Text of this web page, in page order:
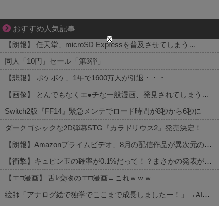
おすすめ人気記事
ぜんぶ私が中心、そう思った瞬間から歪み出す
【朗報】 任天堂、microSD Expressを普及させてしまう…
同人「10円」セール「第3弾」
【悲報】 ポケポケ、1年で1600万人が引退・・・
【画像】 とんでもなくエ●チな一般漫画、発見されてしまう【セッ○ス描写あり】
Switch2版『FF14』緊急メンテでロード時間が8秒から6秒に
ダークゴシックな2D弾幕STG『カラドリウス2』発売決定！
【朗報】Amazonプライムビデオ、8月の配信作品が異次元の凄さ！体感気温50度越えへ
【衝撃】キュピン玉の確率が0.1%だって！？まさかの発表がコチラ
【エ□漫画】 舌ﾚ交物のエ□漫画←これｗｗｗ
絵師「アナログ絵で独学でここまで成長しましたー！」→AIイラストだろと批判殺到→絵師「本日をもちまして全てを終えようと思います」→しかし・・・